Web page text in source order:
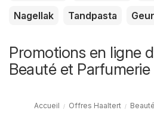
Nagellak
Tandpasta Geur
Promotions en ligne
Beauté et
Accueil Offres Haaltert